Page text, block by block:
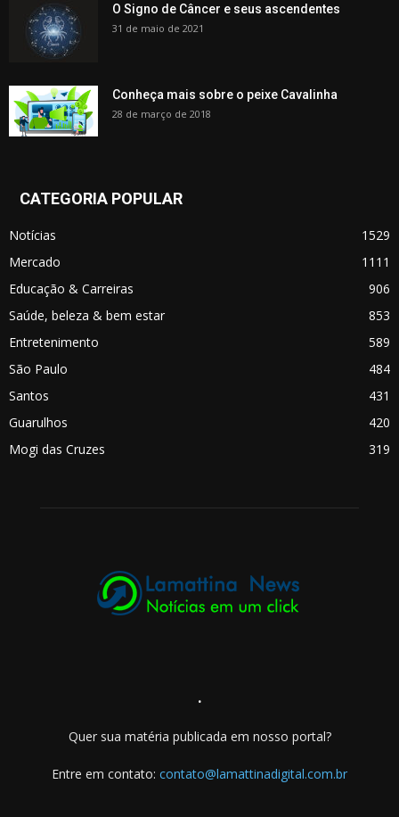
O Signo de Câncer e seus ascendentes
31 de maio de 2021
Conheça mais sobre o peixe Cavalinha
28 de março de 2018
CATEGORIA POPULAR
Notícias
1529
Mercado
1111
Educação & Carreiras
906
Saúde, beleza & bem estar
853
Entretenimento
589
São Paulo
484
Santos
431
Guarulhos
420
Mogi das Cruzes
319
.
Quer sua matéria publicada em nosso portal?
Entre em contato: contato@lamattinadigital.com.br